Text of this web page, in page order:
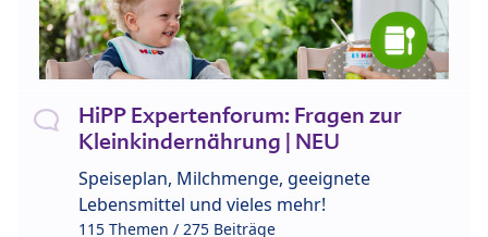
HiPP Expertenforum: Fragen zur
Kleinkindernährung | NEU
Speiseplan, Milchmenge, geeignete
Lebensmittel und vieles mehr!
115 Themen / 275 Beiträge